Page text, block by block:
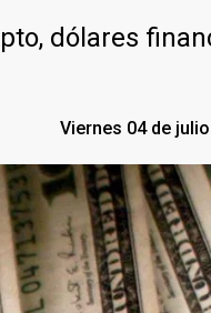
dólares
Viernes 04 de